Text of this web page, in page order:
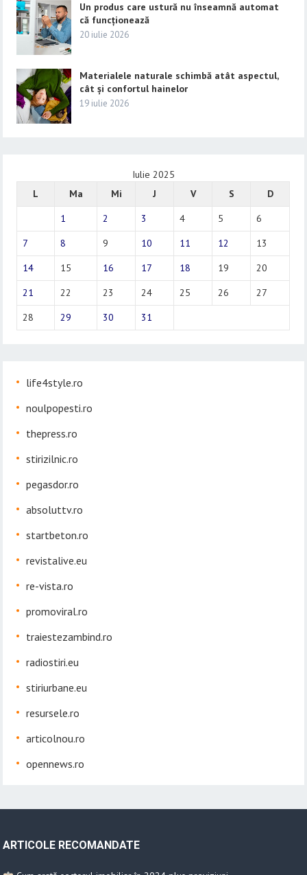
Un produs care ustură nu înseamnă automat
că funcționează
20 iulie 2026
Materialele naturale schimbă atât aspectul,
cât și confortul hainelor
19 iulie 2026
Iulie 2025
L
Ma Mi J V S
D
1
2 3 4 5
6
7
8 9 10 11 12
13
14
15 16 17 18 19
20
21
22 23 24 25 26
27
28
29 30 31
life4style.ro
noulpopesti.ro
thepress.ro
stirizilnic.ro
pegasdor.ro
absoluttv.ro
startbeton.ro
revistalive.eu
re-vista.ro
promoviral.ro
traiestezambind.ro
radiostiri.eu
stiriurbane.eu
resursele.ro
articolnou.ro
opennews.ro
ARTICOLE RECOMANDATE